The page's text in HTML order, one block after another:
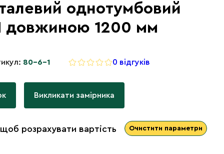
однотумбовий
довжиною 1200 мм
80-6-1 0 відгуків
Викликати замірника
розрахувати вартість Очистити параметри